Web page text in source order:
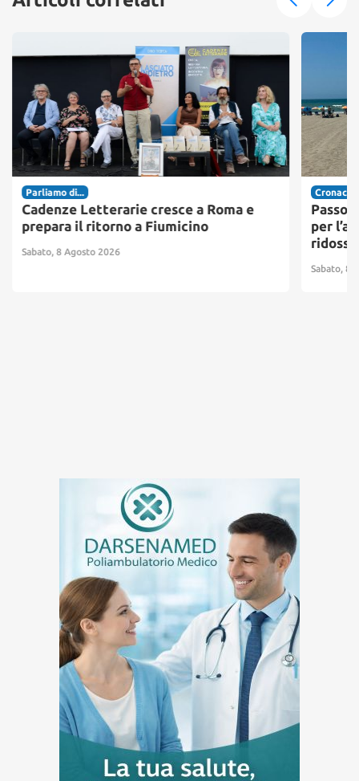
Parliamo di...
Cadenze Letterarie cresce a Roma e
prepara il ritorno a Fiumicino
Sabato, 8 Agosto 2026
Cronaca
per
Sabato, 8